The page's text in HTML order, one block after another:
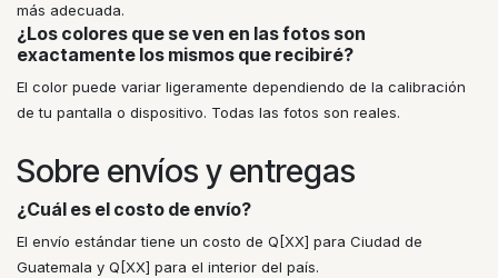
más adecuada.
¿Los colores que se ven en las fotos son
exactamente los mismos que recibiré?
El color puede variar ligeramente dependiendo de la calibración
de tu pantalla o dispositivo. Todas las fotos son reales.
Sobre envíos y entregas
¿Cuál es el costo de envío?
El envío estándar tiene un costo de Q[XX] para Ciudad de
Guatemala y Q[XX] para el interior del país.